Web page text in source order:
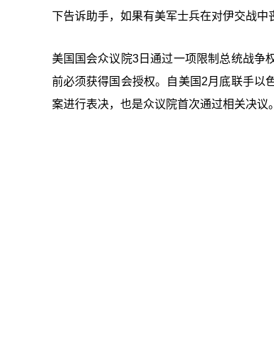
下告诉助手，如果有美军士兵在对伊交战中
美国国会众议院3日通过一项限制总统战争
前必须获得国会授权。自美国2月底联手以
案进行表决，也是众议院首次通过相关决议。